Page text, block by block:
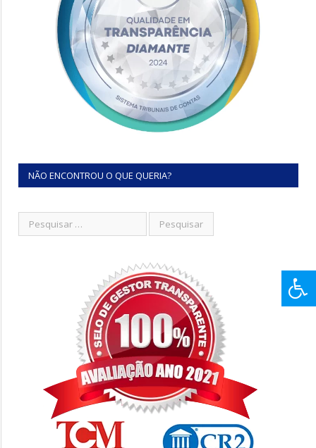
NÃO ENCONTROU O QUE QUERIA?